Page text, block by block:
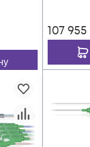
107 955